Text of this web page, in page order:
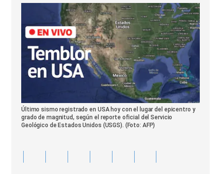
Último sismo registrado en USA hoy con el lugar del epicentro y
grado de magnitud, según el reporte oficial del Servicio
Geológico de Estados Unidos (USGS). (Foto: AFP)